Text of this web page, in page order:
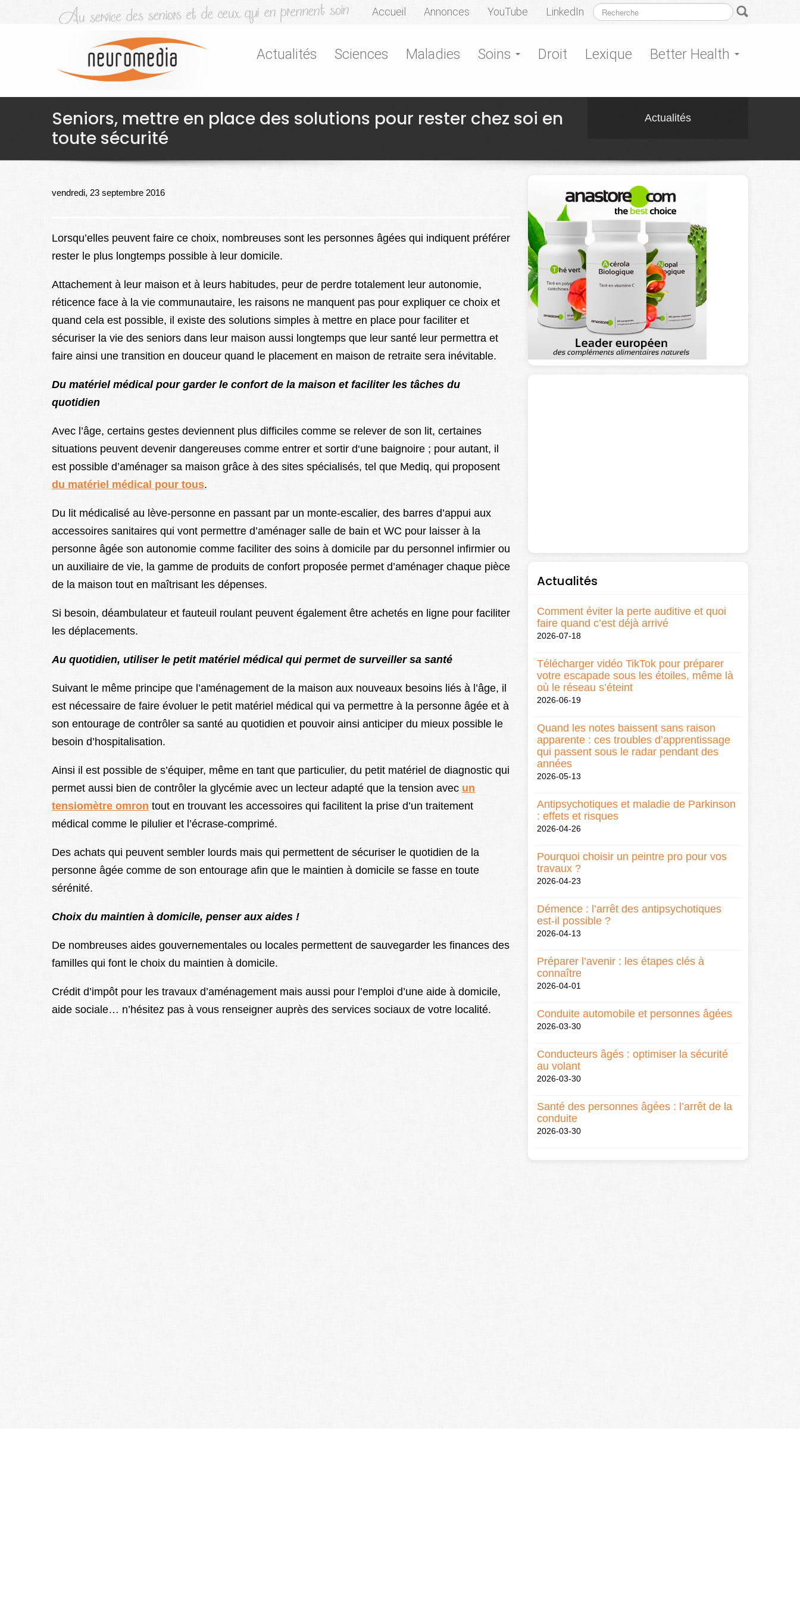
Accueil Annonces YouTube LinkedIn
Actualités Sciences Maladies Soins Droit Lexique Better Health
Seniors, mettre en place des solutions pour rester chez soi en
toute sécurité
Actualités
vendredi, 23 septembre 2016
Lorsqu’elles peuvent faire ce choix, nombreuses sont les personnes âgées qui indiquent préférer
rester le plus longtemps possible à leur domicile.
Attachement à leur maison et à leurs habitudes, peur de perdre totalement leur autonomie,
réticence face à la vie communautaire, les raisons ne manquent pas pour expliquer ce choix et
quand cela est possible, il existe des solutions simples à mettre en place pour faciliter et
sécuriser la vie des seniors dans leur maison aussi longtemps que leur santé leur permettra et
faire ainsi une transition en douceur quand le placement en maison de retraite sera inévitable.
Du matériel médical pour garder le confort de la maison et faciliter les tâches du
quotidien
Avec l’âge, certains gestes deviennent plus difficiles comme se relever de son lit, certaines
situations peuvent devenir dangereuses comme entrer et sortir d‘une baignoire ; pour autant, il
est possible d’aménager sa maison grâce à des sites spécialisés, tel que Mediq, qui proposent
du matériel médical pour tous.
Du lit médicalisé au lève-personne en passant par un monte-escalier, des barres d’appui aux
accessoires sanitaires qui vont permettre d’aménager salle de bain et WC pour laisser à la
personne âgée son autonomie comme faciliter des soins à domicile par du personnel infirmier ou
un auxiliaire de vie, la gamme de produits de confort proposée permet d’aménager chaque pièce
de la maison tout en maîtrisant les dépenses.
Si besoin, déambulateur et fauteuil roulant peuvent également être achetés en ligne pour faciliter
les déplacements.
Au quotidien, utiliser le petit matériel médical qui permet de surveiller sa santé
Suivant le même principe que l’aménagement de la maison aux nouveaux besoins liés à l’âge, il
est nécessaire de faire évoluer le petit matériel médical qui va permettre à la personne âgée et à
son entourage de contrôler sa santé au quotidien et pouvoir ainsi anticiper du mieux possible le
besoin d’hospitalisation.
Ainsi il est possible de s’équiper, même en tant que particulier, du petit matériel de diagnostic qui
permet aussi bien de contrôler la glycémie avec un lecteur adapté que la tension avec un
tensiomètre omron tout en trouvant les accessoires qui facilitent la prise d’un traitement
médical comme le pilulier et l’écrase-comprimé.
Des achats qui peuvent sembler lourds mais qui permettent de sécuriser le quotidien de la
personne âgée comme de son entourage afin que le maintien à domicile se fasse en toute
sérénité.
Choix du maintien à domicile, penser aux aides !
De nombreuses aides gouvernementales ou locales permettent de sauvegarder les finances des
familles qui font le choix du maintien à domicile.
Crédit d’impôt pour les travaux d’aménagement mais aussi pour l’emploi d’une aide à domicile,
aide sociale… n’hésitez pas à vous renseigner auprès des services sociaux de votre localité.
Actualités
Comment éviter la perte auditive et quoi
faire quand c’est déjà arrivé
2026-07-18
Télécharger vidéo TikTok pour préparer
votre escapade sous les étoiles, même là
où le réseau s’éteint
2026-06-19
Quand les notes baissent sans raison
apparente : ces troubles d’apprentissage
qui passent sous le radar pendant des
années
2026-05-13
Antipsychotiques et maladie de Parkinson
: effets et risques
2026-04-26
Pourquoi choisir un peintre pro pour vos
travaux ?
2026-04-23
Démence : l’arrêt des antipsychotiques
est-il possible ?
2026-04-13
Préparer l’avenir : les étapes clés à
connaître
2026-04-01
Conduite automobile et personnes âgées
2026-03-30
Conducteurs âgés : optimiser la sécurité
au volant
2026-03-30
Santé des personnes âgées : l’arrêt de la
conduite
2026-03-30